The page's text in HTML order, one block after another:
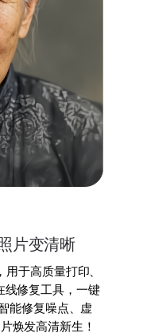
片变清晰
于高质量打印、
线修复工具，一键
能修复噪点、虚
焕发高清新生！